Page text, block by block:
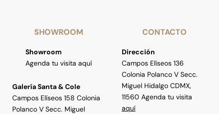
SHOWROOM
Showroom
Agenda tu visita aquí
Galería Santa & Cole
Campos Elíseos 158 Colonia
Polanco V Secc. Miguel
CONTACTO
Dirección
Campos Elíseos 136
Colonia Polanco V Secc.
Miguel Hidalgo CDMX,
11560 Agenda tu visita
aquí